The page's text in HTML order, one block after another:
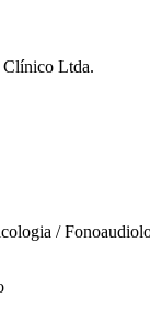
Clínico Ltda.
/